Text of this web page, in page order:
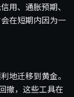
用、通胀预期、
在短期内因为一
地迁移到黄金。
回撤，这些工具在